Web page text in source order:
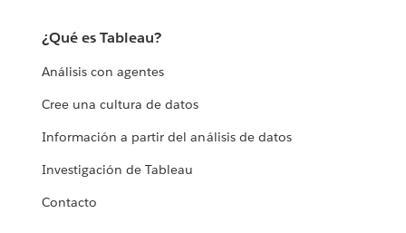
¿Qué es Tableau?
Análisis con agentes
Cree una cultura de datos
Información a partir del análisis de datos
Investigación de Tableau
Contacto